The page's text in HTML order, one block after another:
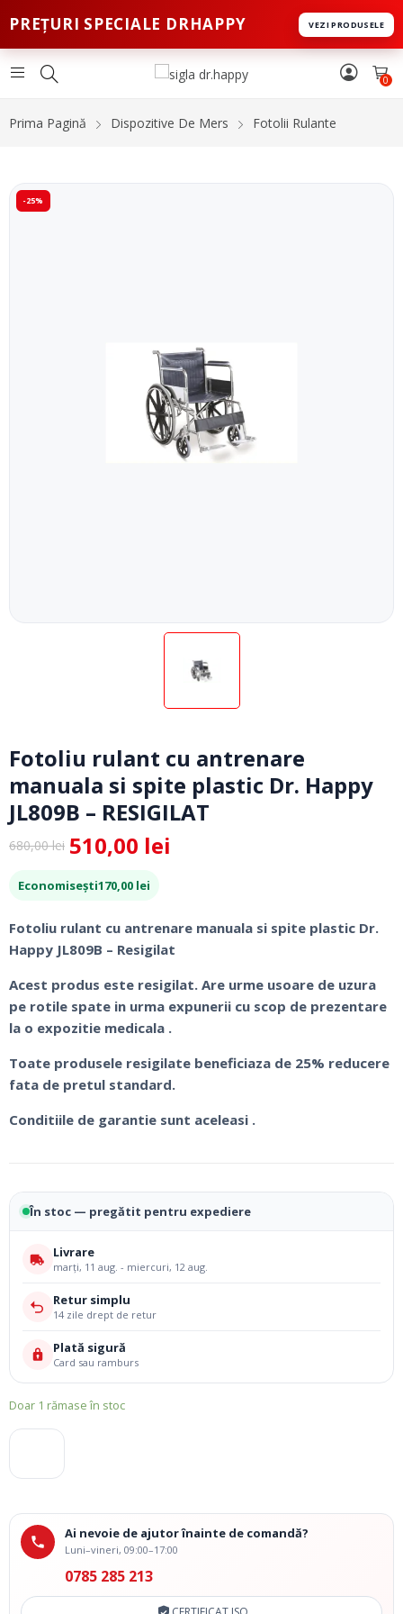
PREȚURI SPECIALE DRHAPPY VEZI PRODUSELE
0
Prima Pagină Dispozitive De Mers Fotolii Rulante
-25%
Fotoliu rulant cu antrenare
manuala si spite plastic Dr. Happy
JL809B – RESIGILAT
680,00lei
Prețul
inițial
a
fost:
680,00 lei.
510,00 lei
Prețul
curent
este:
510,00 lei.
Economisești170,00 lei
Fotoliu rulant cu antrenare manuala si spite plastic Dr.
Happy JL809B – Resigilat
Acest produs este resigilat. Are urme usoare de uzura
pe rotile spate in urma expunerii cu scop de prezentare
la o expozitie medicala .
Toate produsele resigilate beneficiaza de 25% reducere
fata de pretul standard.
Conditiile de garantie sunt aceleasi .
În stoc — pregătit pentru expediere
Livrare
marți, 11 aug. - miercuri, 12 aug.
Retur simplu
14 zile drept de retur
Plată sigură
Card sau ramburs
Doar 1 rămase în stoc
Ai nevoie de ajutor înainte de comandă?
Luni–vineri, 09:00–17:00
0785 285 213